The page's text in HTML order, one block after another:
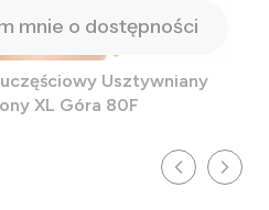
mnie o dostępności
Usztywniany
XL Góra 80F